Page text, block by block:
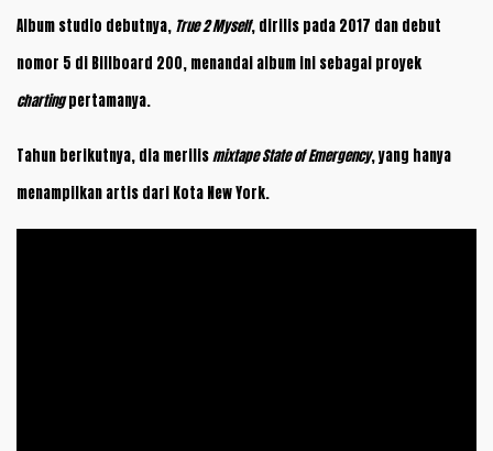
Album studio debutnya, True 2 Myself, dirilis pada 2017 dan debut
nomor 5 di Billboard 200, menandai album ini sebagai proyek
chartingpertamanya.
Tahun berikutnya, dia merilismixtape State of Emergency, yang hanya
menampilkan artis dari Kota New York.